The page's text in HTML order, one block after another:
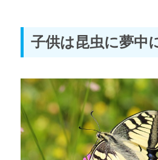
昆虫採集体験レポート③ 【2日目後
番外編
【気持ち悪い昆虫】ランキングベスト
子供は昆虫に夢中